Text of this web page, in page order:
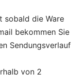
sobald die Ware
bekommen Sie
Sendungsverlauf
von 2